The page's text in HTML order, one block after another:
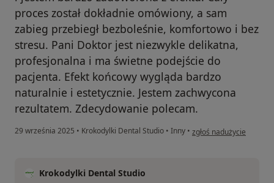
proces został dokładnie omówiony, a sam
zabieg przebiegł bezboleśnie, komfortowo i bez
stresu. Pani Doktor jest niezwykle delikatna,
profesjonalna i ma świetne podejście do
pacjenta. Efekt końcowy wygląda bardzo
naturalnie i estetycznie. Jestem zachwycona
rezultatem. Zdecydowanie polecam.
29 września 2025 • Krokodylki Dental Studio • Inny • w opinii użytkownika
zgłoś nadużycie
Krokodylki Dental Studio